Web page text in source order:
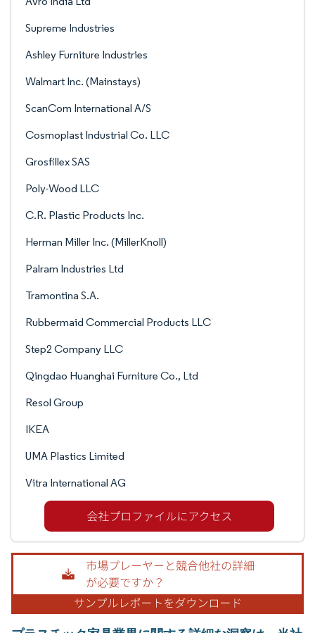
Supreme Industries
Ashley Furniture Industries
Walmart Inc. (Mainstays)
ScanCom International A/S
Cosmoplast Industrial Co. LLC
Grosfillex SAS
Poly-Wood LLC
C.R. Plastic Products Inc.
Herman Miller Inc. (MillerKnoll)
Palram Industries Ltd
Tramontina S.A.
Rubbermaid Commercial Products LLC
Step2 Company LLC
Qingdao Huanghai Furniture Co., Ltd
Resol Group
IKEA
UMA Plastics Limited
Vitra International AG